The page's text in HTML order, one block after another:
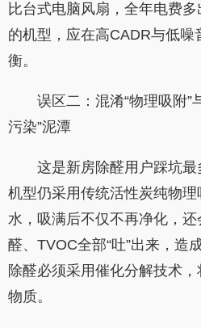
比台式电脑风扇，全年电费
的机型，应在高CADR与低噪
衡。
误区二：混淆“物理吸附”
污染”泥潭
这是新房除醛用户踩坑
机型仍采用传统活性炭纯物
水，吸满后不仅不再净化，
醛、TVOC全部“吐”出来，造
除醛必须采用催化分解技术
物质。